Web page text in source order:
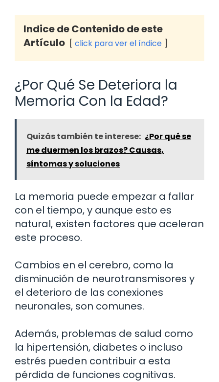
Indice de Contenido de este
Artículo
click para ver el índice
¿Por Qué Se Deteriora la
Memoria Con la Edad?
Quizás también te interese: ¿Por qué se
me duermen los brazos? Causas,
síntomas y soluciones
La memoria puede empezar a fallar
con el tiempo, y aunque esto es
natural, existen factores que aceleran
este proceso.
Cambios en el cerebro, como la
disminución de neurotransmisores y
el deterioro de las conexiones
neuronales, son comunes.
Además, problemas de salud como
la hipertensión, diabetes o incluso
estrés pueden contribuir a esta
pérdida de funciones cognitivas.